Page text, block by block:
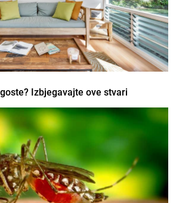
Izbjegavajte ove stvari